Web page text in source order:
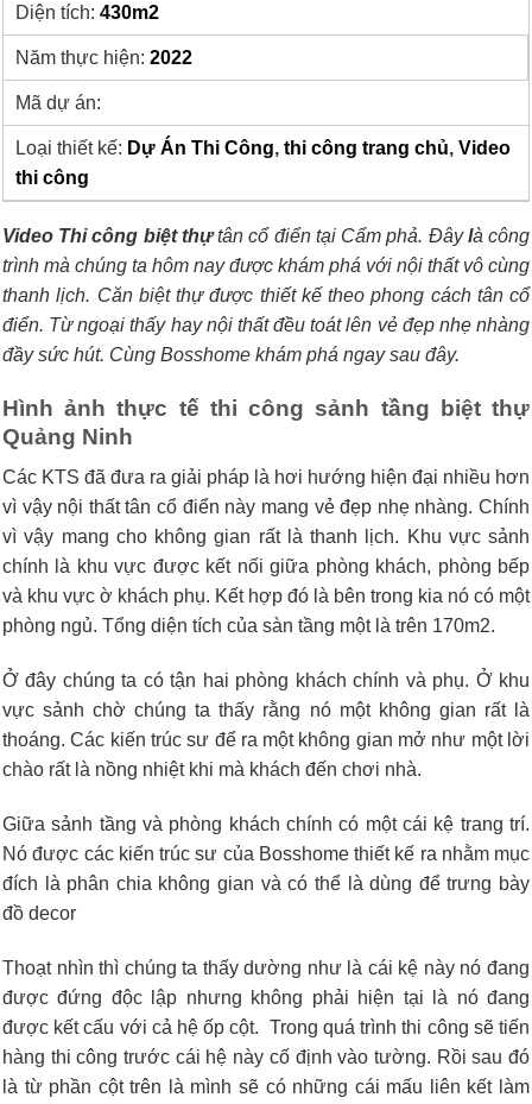
Diện tích: 430m2
Năm thực hiện: 2022
Mã dự án:
Loại thiết kế: Dự Án Thi Công, thi công trang chủ, Video
thi công
Video Thi công biệt thựtân cổ điển tại Cẩm phả. Đâylà công
trình mà chúng ta hôm nay được khám phá với nội thất vô cùng
thanh lịch. Căn biệt thự được thiết kế theo phong cách tân cổ
điển. Từ ngoại thấy hay nội thất đều toát lên vẻ đẹp nhẹ nhàng
đầy sức hút. Cùng Bosshome khám phá ngay sau đây.
Hình ảnh thực tế thi công sảnh tầng biệt thự
Quảng Ninh
Các KTS đã đưa ra giải pháp là hơi hướng hiện đại nhiều hơn
vì vậy nội thất tân cổ điển này mang vẻ đẹp nhẹ nhàng. Chính
vì vậy mang cho không gian rất là thanh lịch. Khu vực sảnh
chính là khu vực được kết nối giữa phòng khách, phòng bếp
và khu vực ờ khách phụ. Kết hợp đó là bên trong kia nó có một
phòng ngủ. Tổng diện tích của sàn tầng một là trên 170m2.
Ở đây chúng ta có tận hai phòng khách chính và phụ. Ở khu
vực sảnh chờ chúng ta thấy rằng nó một không gian rất là
thoáng. Các kiến trúc sư để ra một không gian mở như một lời
chào rất là nồng nhiệt khi mà khách đến chơi nhà.
Giữa sảnh tầng và phòng khách chính có một cái kệ trang trí.
Nó được các kiến trúc sư của Bosshome thiết kế ra nhằm mục
đích là phân chia không gian và có thể là dùng để trưng bày
đồ decor
Thoạt nhìn thì chúng ta thấy dường như là cái kệ này nó đang
được đứng độc lập nhưng không phải hiện tại là nó đang
được kết cấu với cả hệ ốp cột. Trong quá trình thi công sẽ tiến
hàng thi công trước cái hệ này cố định vào tường. Rồi sau đó
là từ phần cột trên là mình sẽ có những cái mấu liên kết làm